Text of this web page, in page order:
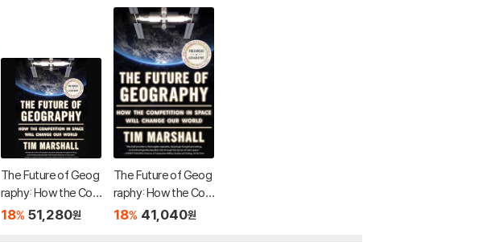
The Future of Geog
raphy: How the Co
mpetition in Space
18% 51,280원
The Future of Geog
raphy: How the Co
mpetition in Space
18% 41,040원